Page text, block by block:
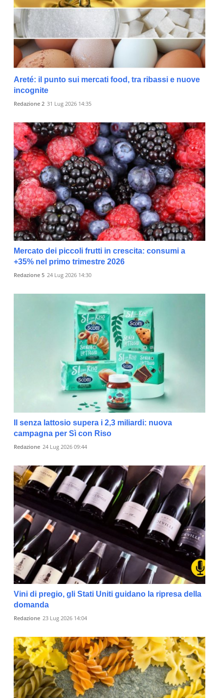
Areté: il punto sui mercati food, tra ribassi e nuove
incognite
Redazione 2 31 Lug 2026 14:35
Mercato dei piccoli frutti in crescita: consumi a
+35% nel primo trimestre 2026
Redazione 5 24 Lug 2026 14:30
Il senza lattosio supera i 2,3 miliardi: nuova
campagna per Sì con Riso
Redazione 24 Lug 2026 09:44
Vini di pregio, gli Stati Uniti guidano la ripresa della
domanda
Redazione 23 Lug 2026 14:04